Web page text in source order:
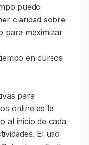
puedo
claridad sobre
para maximizar
en cursos
para
online es la
al inicio de cada
El uso